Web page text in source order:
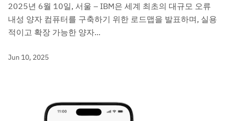
2025년 6월 10일, 서울 – IBM은 세계 최초의 대규모 오류
내성 양자 컴퓨터를 구축하기 위한 로드맵을 발표하며, 실용
적이고 확장 가능한 양자...
Jun 10, 2025